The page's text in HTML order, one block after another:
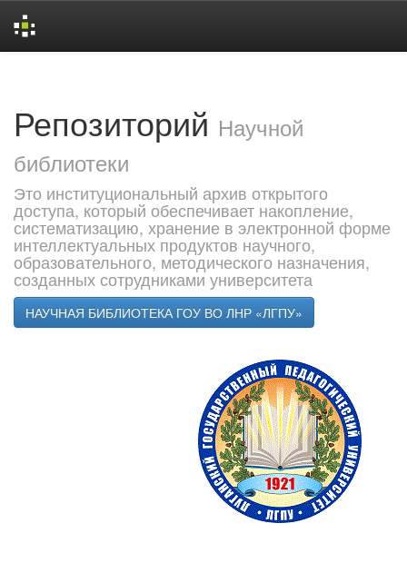
Репозиторий Научной
библиотеки
Это институциональный архив открытого
доступа, который обеспечивает накопление,
систематизацию, хранение в электронной форме
интеллектуальных продуктов научного,
образовательного, методического назначения,
созданных сотрудниками университета
НАУЧНАЯ БИБЛИОТЕКА ГОУ ВО ЛНР «ЛГПУ»